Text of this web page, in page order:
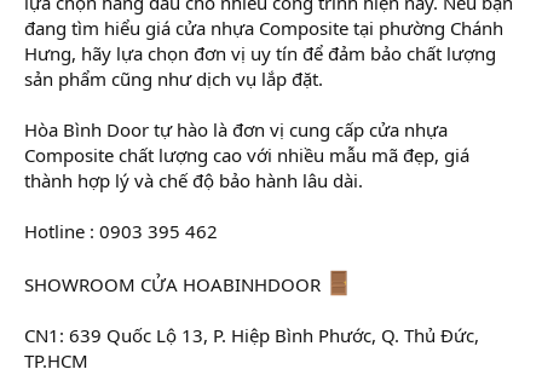
đang tìm hiểu giá cửa nhựa Composite tại phường Chánh
Hưng, hãy lựa chọn đơn vị uy tín để đảm bảo chất lượng
sản phẩm cũng như dịch vụ lắp đặt.
Hòa Bình Door tự hào là đơn vị cung cấp cửa nhựa
Composite chất lượng cao với nhiều mẫu mã đẹp, giá
thành hợp lý và chế độ bảo hành lâu dài.
Hotline : 0903 395 462
SHOWROOM CỬA HOABINHDOOR
CN1: 639 Quốc Lộ 13, P. Hiệp Bình Phước, Q. Thủ Đức,
TP.HCM